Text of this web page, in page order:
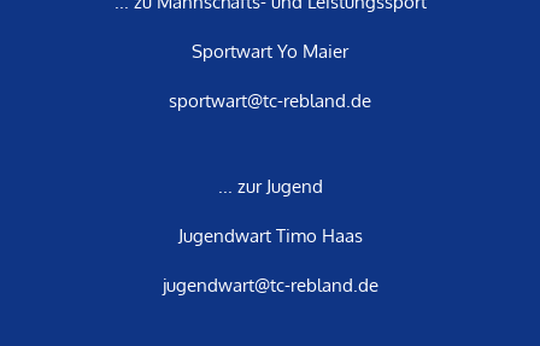
Sportwart Yo Maier
sportwart@tc-rebland.de
... zur Jugend
Jugendwart Timo Haas
jugendwart@tc-rebland.de